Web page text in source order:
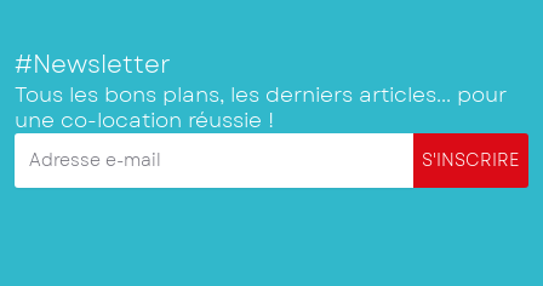
#Newsletter
Tous les bons plans, les derniers articles... pour
une co-location réussie !
Adresse e-mail S'INSCRIRE